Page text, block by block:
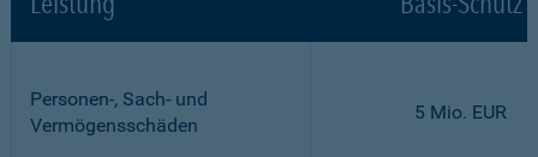
Personen-, Sach- und
Vermögensschäden
5 Mio. EUR